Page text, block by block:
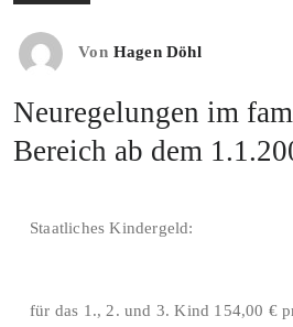
Von Hagen Döhl
Neuregelungen im
Bereich ab dem
Staatliches Kindergeld:
für das 1., 2. und 3.